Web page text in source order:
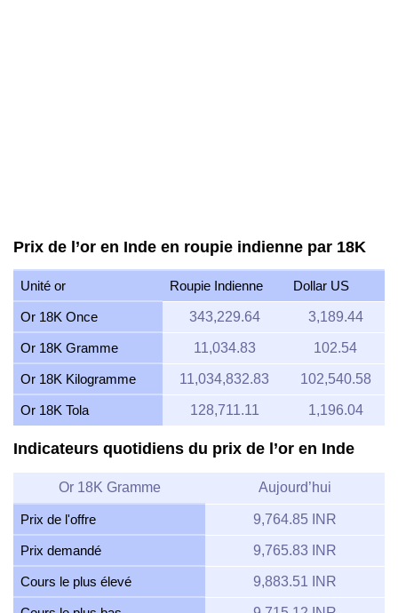
Prix de l’or en Inde en roupie indienne par 18K
Unité or Roupie Indienne Dollar US
Or 18K Once 343,229.64 3,189.44
Or 18K Gramme 11,034.83 102.54
Or 18K Kilogramme 11,034,832.83 102,540.58
Or 18K Tola 128,711.11 1,196.04
Indicateurs quotidiens du prix de l’or en Inde
Or 18K Gramme Aujourd’hui
Prix de l'offre 9,764.85 INR
Prix demandé 9,765.83 INR
Cours le plus élevé 9,883.51 INR